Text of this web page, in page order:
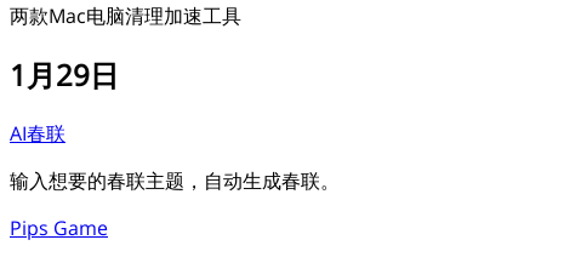
两款Mac电脑清理加速工具
1月29日
AI春联
输入想要的春联主题，自动生成春联。
Pips Game